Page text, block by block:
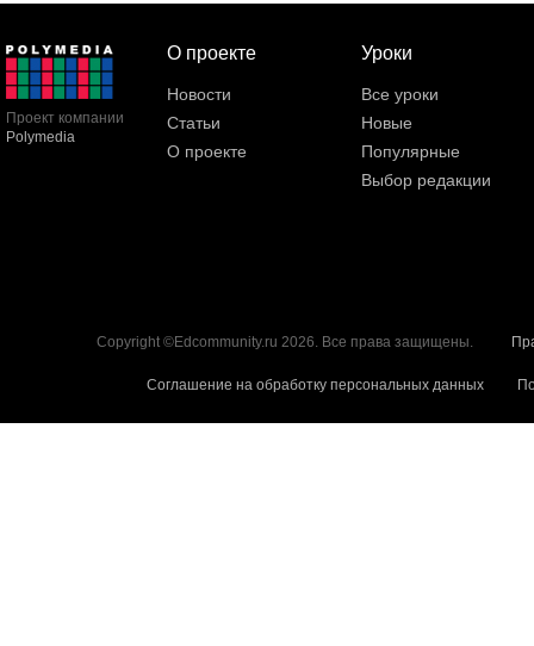
Проект компании
Polymedia
О проекте
Новости
Статьи
О проекте
Уроки
Все уроки
Новые
Популярные
Выбор редакции
Copyright ©Edcommunity.ru 2026. Все права защищены.
Соглашение на обработку персональных данных